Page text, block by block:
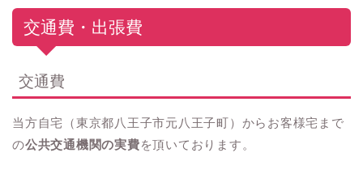
交通費・出張費
交通費
当方自宅（東京都八王子市元八王子町）からお客様宅まで
の公共交通機関の実費を頂いております。